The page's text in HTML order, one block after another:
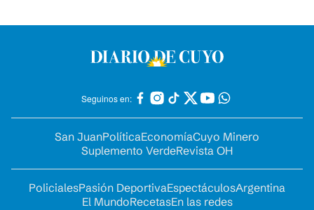
Seguinos en:
San JuanPolíticaEconomíaCuyo Minero
Suplemento VerdeRevista OH
PolicialesPasión DeportivaEspectáculosArgentina
El MundoRecetasEn las redes